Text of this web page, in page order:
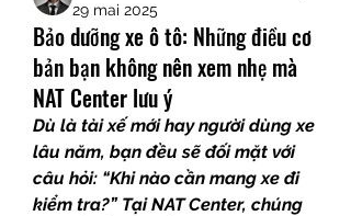
29 mai 2025
Bảo dưỡng xe ô tô: Những điều cơ
bản bạn không nên xem nhẹ mà
NAT Center lưu ý
Dù là tài xế mới hay người dùng xe
lâu năm, bạn đều sẽ đối mặt với
câu hỏi: “Khi nào cần mang xe đi
kiểm tra?” Tại NAT Center, chúng